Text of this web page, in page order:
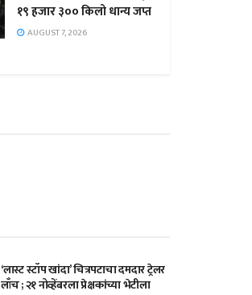
१९ हजार ३०० किलो धान्य जप्त
AUGUST 7, 2026
‘लास्ट स्टॉप खांदा’ चित्रपटाचा दमदार ट्रेलर
लाँच ; २१ नोव्हेंबरला प्रेक्षकांच्या भेटीला